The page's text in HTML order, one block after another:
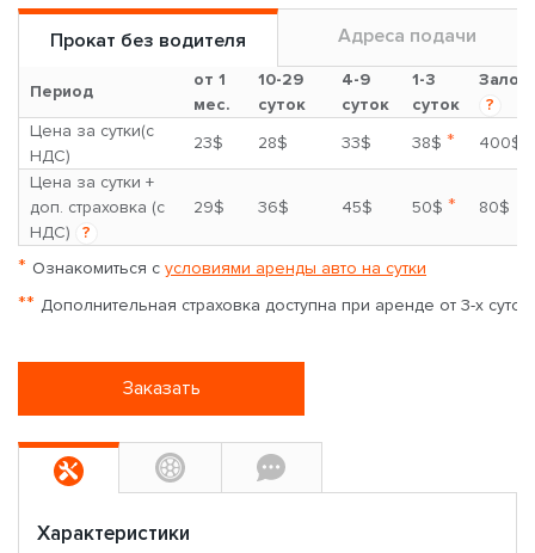
Прокат без водителя Адреса подачи
Период
от 1
мес.
10-29
суток
4-9
суток
1-3
суток
Залог
?
Цена за сутки(с
НДС)
23$ 28$ 33$ 38$ *
400$
Цена за сутки +
доп. страховка (с
НДС)
?
29$ 36$ 45$ 50$ * 80$
* Ознакомиться с условиями аренды авто на сутки
** Дополнительная страховка доступна при аренде от 3-х суток
Заказать
Характеристики